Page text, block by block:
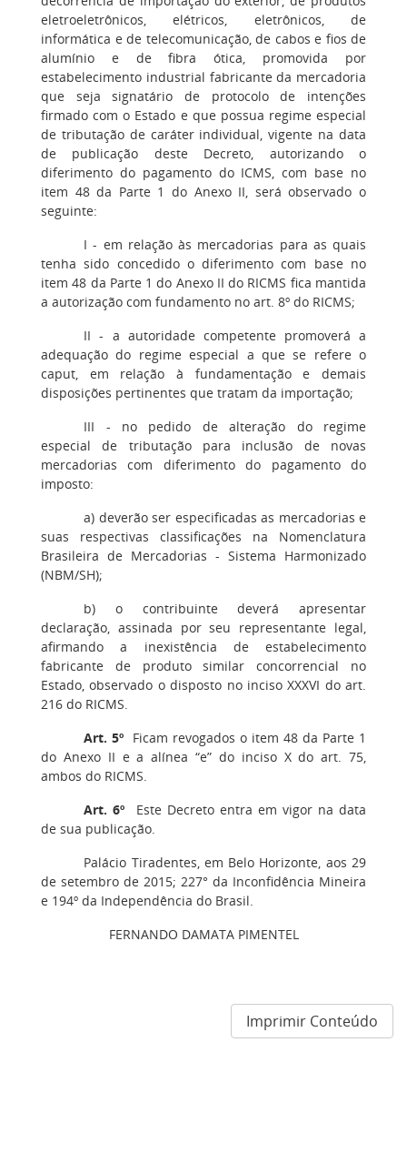
eletroeletrônicos, elétricos, eletrônicos, de
informática e de telecomunicação, de cabos e fios de
alumínio e de fibra ótica, promovida por
estabelecimento industrial fabricante da mercadoria
que seja signatário de protocolo de intenções
firmado com o Estado e que possua regime especial
de tributação de caráter individual, vigente na data
de publicação deste Decreto, autorizando o
diferimento do pagamento do ICMS, com base no
item 48 da Parte 1 do Anexo II, será observado o
seguinte:
I - em relação às mercadorias para as quais
tenha sido concedido o diferimento com base no
item 48 da Parte 1 do Anexo II do RICMS fica mantida
a autorização com fundamento no art. 8º do RICMS;
II - a autoridade competente promoverá a
adequação do regime especial a que se refere o
caput, em relação à fundamentação e demais
disposições pertinentes que tratam da importação;
III - no pedido de alteração do regime
especial de tributação para inclusão de novas
mercadorias com diferimento do pagamento do
imposto:
a) deverão ser especificadas as mercadorias e
suas respectivas classificações na Nomenclatura
Brasileira de Mercadorias - Sistema Harmonizado
(NBM/SH);
b) o contribuinte deverá apresentar
declaração, assinada por seu representante legal,
afirmando a inexistência de estabelecimento
fabricante de produto similar concorrencial no
Estado, observado o disposto no inciso XXXVI do art.
216 do RICMS.
Art. 5º Ficam revogados o item 48 da Parte 1
do Anexo II e a alínea “e” do inciso X do art. 75,
ambos do RICMS.
Art. 6º Este Decreto entra em vigor na data
de sua publicação.
Palácio Tiradentes, em Belo Horizonte, aos 29
de setembro de 2015; 227° da Inconfidência Mineira
e 194º da Independência do Brasil.
FERNANDO DAMATA PIMENTEL
Imprimir Conteúdo